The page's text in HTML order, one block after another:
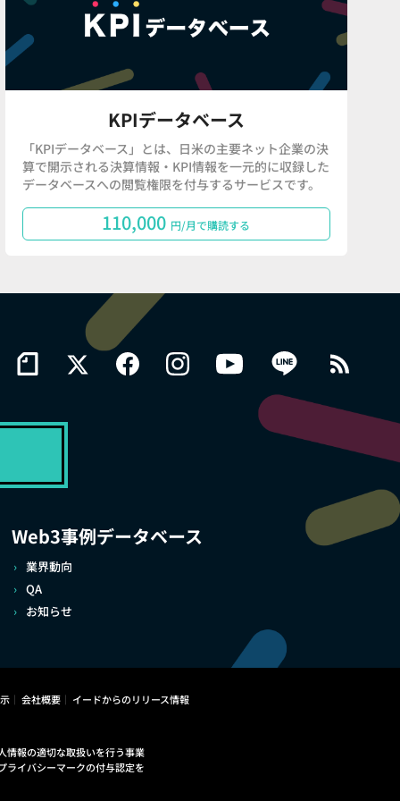
KPIデータベース
「KPIデータベース」とは、日米の主要ネット企業の決
算で開示される決算情報・KPI情報を一元的に収録した
データベースへの閲覧権限を付与するサービスです。
110,000 円/月で購読する
Web3事例データベース
業界動向
QA
お知らせ
会社概要 イードからのリリース情報
情報の適切な取扱いを行う事業
ライバシーマークの付与認定を